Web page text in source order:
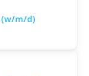
(w/m/d)